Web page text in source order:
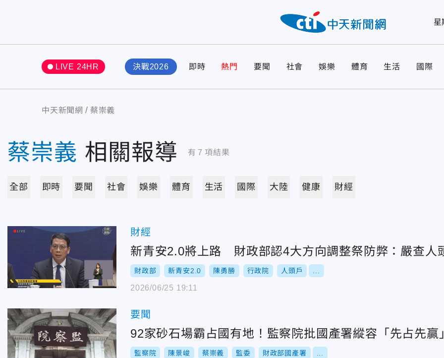
星
LIVE 24HR 決戰2026 即時 熱門 要聞 社會 娛樂 體育 生活 國際
中天新聞網 蔡崇義
蔡崇義 相關報導 有 7 項結果
全部 即時 要聞 社會 娛樂 體育 生活 國際 大陸 健康 財經
財經
新青安2.0將上路 財政部認4大方向調整祭防弊：嚴查人
財政部 新青安2.0 陳勇勝 行政院 人頭戶
2026/06/25 19:11
要聞
92家砂石場霸占國有地！監察院批國產署縱容「先占先贏
監察院 陳景峻 蔡崇義 監委 財政部國產署